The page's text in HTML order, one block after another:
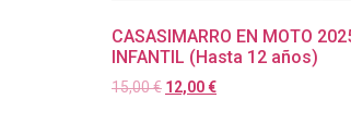
CASASIMARRO EN MOTO
INFANTIL (Hasta 12 años)
15,00€ 12,00€